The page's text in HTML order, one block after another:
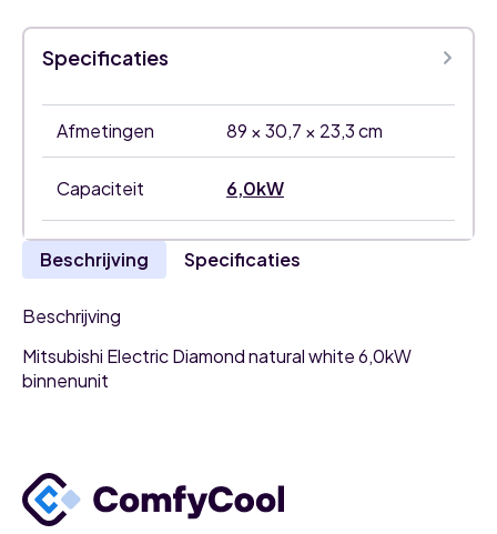
6,0kW
airco
binnenunit
aantal
Specificaties
Afmetingen 89 × 30,7 × 23,3 cm
Capaciteit 6,0kW
Beschrijving Specificaties
Beschrijving
Mitsubishi Electric Diamond natural white 6,0kW
binnenunit